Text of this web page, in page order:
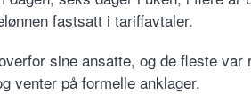
fastsatt i tariffavtaler.
sine ansatte, og de fleste var
venter på formelle anklager.